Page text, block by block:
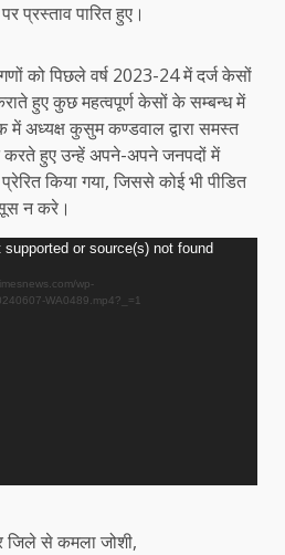
प्रस्ताव पारित हुए।
को पिछले वर्ष 2023-24 में दर्ज केसों
हुए कुछ महत्वपूर्ण केसों के सम्बन्ध में
में अध्यक्ष कुसुम कण्डवाल द्वारा समस्त
करते हुए उन्हें अपने-अपने जनपदों में
किया गया, जिससे कोई भी पीडित
न करे।
or source(s) not found
wp-
WA0489.mp4?_=1
जिले से कमला जोशी,